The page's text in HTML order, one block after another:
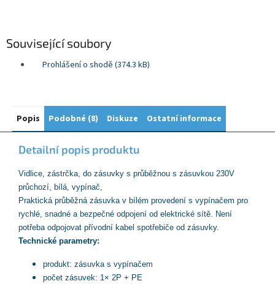
Související soubory
Prohlášení o shodě (374.3 kB)
Popis Podobné (8) Diskuze Ostatní informace
Detailní popis produktu
Vidlice, zástrčka, do zásuvky s průběžnou s zásuvkou 230V
průchozí, bílá, vypínač,
Praktická průběžná zásuvka v bílém provedení s vypínačem pro
rychlé, snadné a bezpečné odpojení od elektrické sítě. Není
potřeba odpojovat přívodní kabel spotřebiče od zásuvky.
Technické parametry:
produkt: zásuvka s vypínačem
počet zásuvek: 1× 2P + PE